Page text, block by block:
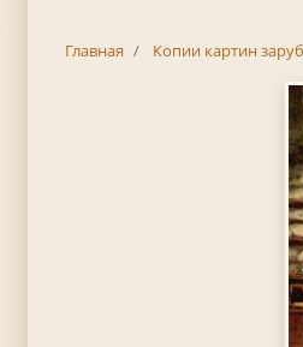
Главная Копии картин